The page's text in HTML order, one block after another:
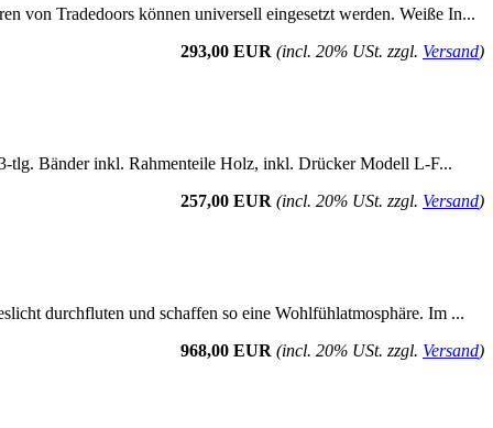
von Tradedoors können universell eingesetzt werden. Weiße In...
293,00 EUR (incl. 20% USt. zzgl. Versand)
tlg. Bänder inkl. Rahmenteile Holz, inkl. Drücker Modell L-F...
257,00 EUR (incl. 20% USt. zzgl. Versand)
durchfluten und schaffen so eine Wohlfühlatmosphäre. Im ...
968,00 EUR (incl. 20% USt. zzgl. Versand)